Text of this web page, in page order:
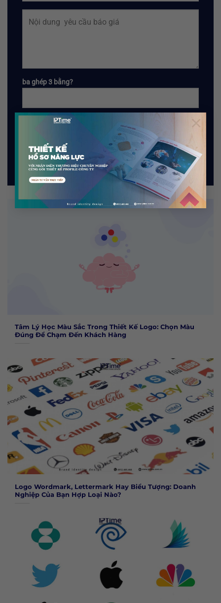
×
ba ghép 3 bằng?
Tâm Lý Học Màu Sắc Trong Thiết Kế Logo: Chọn Màu
Đúng Để Chạm Đến Khách Hàng
Logo Wordmark, Lettermark Hay Biểu Tượng: Doanh
Nghiệp Của Bạn Hợp Loại Nào?